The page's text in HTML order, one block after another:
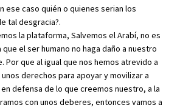
ese caso quién o quienes serian los
tal desgracia?.
la plataforma, Salvemos el Arabí, no es
el ser humano no haga daño a nuestro
Por que al igual que nos hemos atrevido a
derechos para apoyar y movilizar a
defensa de lo que creemos nuestro, a la
con unos deberes, entonces vamos a